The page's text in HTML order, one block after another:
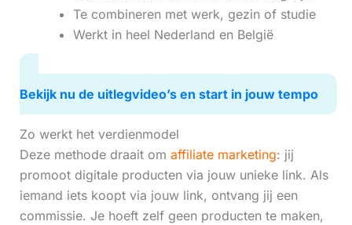
Te combineren met werk, gezin of studie
Werkt in heel Nederland en België
Bekijk nu de uitlegvideo’s en start in jouw tempo
Zo werkt het verdienmodel
Deze methode draait om affiliate marketing: jij
promoot digitale producten via jouw unieke link. Als
iemand iets koopt via jouw link, ontvang jij een
commissie. Je hoeft zelf geen producten te maken,